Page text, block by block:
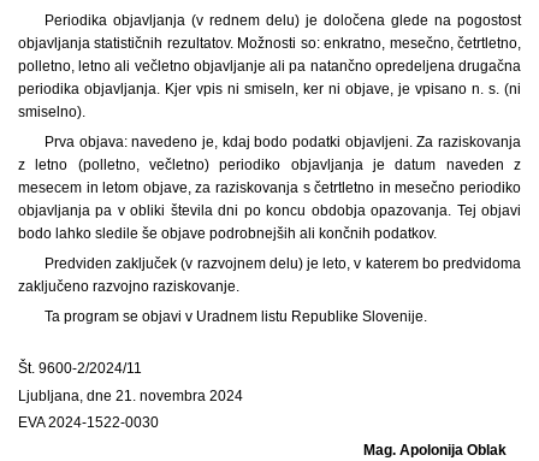
Periodika objavljanja (v rednem delu) je določena glede na pogostost
objavljanja statističnih rezultatov. Možnosti so: enkratno, mesečno, četrtletno,
polletno, letno ali večletno objavljanje ali pa natančno opredeljena drugačna
periodika objavljanja. Kjer vpis ni smiseln, ker ni objave, je vpisano n. s. (ni
smiselno).
Prva objava: navedeno je, kdaj bodo podatki objavljeni. Za raziskovanja
z letno (polletno, večletno) periodiko objavljanja je datum naveden z
mesecem in letom objave, za raziskovanja s četrtletno in mesečno periodiko
objavljanja pa v obliki števila dni po koncu obdobja opazovanja. Tej objavi
bodo lahko sledile še objave podrobnejših ali končnih podatkov.
Predviden zaključek (v razvojnem delu) je leto, v katerem bo predvidoma
zaključeno razvojno raziskovanje.
Ta program se objavi v Uradnem listu Republike Slovenije.
Št. 9600-2/2024/11
Ljubljana, dne 21. novembra 2024
EVA 2024-1522-0030
Mag. Apolonija Oblak